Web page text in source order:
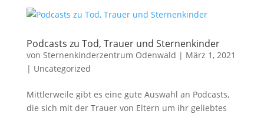
Podcasts zu Tod, Trauer und Sternenkinder
von Sternenkinderzentrum Odenwald | März 1, 2021
| Uncategorized
Mittlerweile gibt es eine gute Auswahl an Podcasts,
die sich mit der Trauer von Eltern um ihr geliebtes